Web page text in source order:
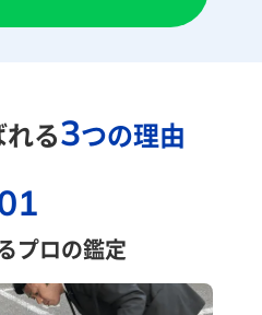
る3つの理由
プロの鑑定